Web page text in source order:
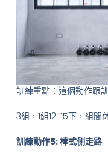
訓練重點：這個動作跟
3組，1組12-15下，組間
訓練動作5: 棒式側走路